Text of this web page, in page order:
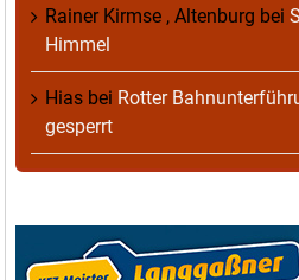
Rainer Kirmse , Altenburg bei
Himmel
Hias bei Rotter
gesperrt